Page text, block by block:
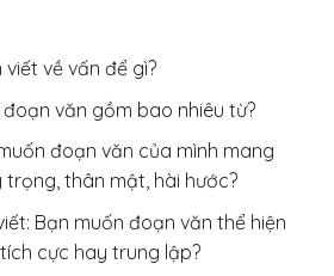
viết về vấn để gì?
văn gồm bao nhiêu từ?
đoạn văn của mình mang
thân mật, hài hước?
Bạn muốn đoạn văn thể hiện
cực hay trung lập?